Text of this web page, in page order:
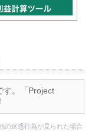
す。「Project
の迷惑行為が見られた場合